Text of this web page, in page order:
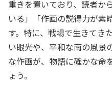
重きを置いており、読者か
いる」「作画の説得力が素
す。特に、戦場で生きてき
い眼光や、平和な南の風景
な作画が、物語に確かな命
ょう。